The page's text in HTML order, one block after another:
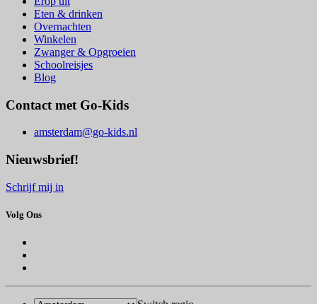
Eten & drinken
Overnachten
Winkelen
Zwanger & Opgroeien
Schoolreisjes
Blog
Contact met Go-Kids
amsterdam@go-kids.nl
Nieuwsbrief!
Schrijf mij in
Volg Ons